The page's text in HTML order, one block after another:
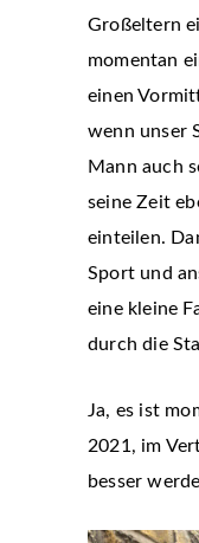
Großeltern
momentan
einen
wenn unser
Mann auch
seine Zeit
einteilen.
Sport und
eine kleine
durch die
Ja, es ist
2021, im
besser